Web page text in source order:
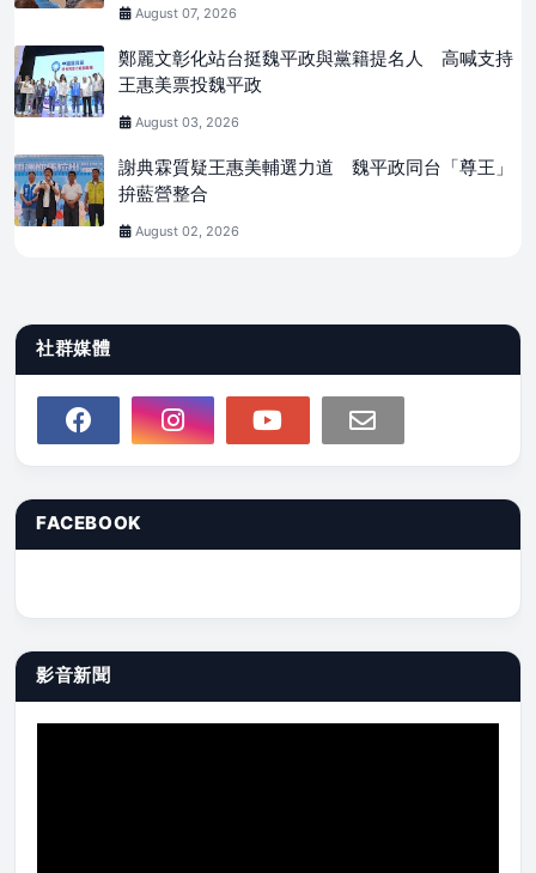
August 07, 2026
鄭麗文彰化站台挺魏平政與黨籍提名人 高喊支持
王惠美票投魏平政
August 03, 2026
謝典霖質疑王惠美輔選力道 魏平政同台「尊王」
拚藍營整合
August 02, 2026
社群媒體
FACEBOOK
影音新聞